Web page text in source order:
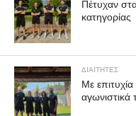
Πέτυχαν
κατηγορίας
ΔΙΑΙΤΗΤΕΣ
Με
αγωνιστικά